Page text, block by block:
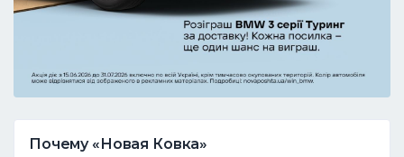
Почему «Новая Ковка»